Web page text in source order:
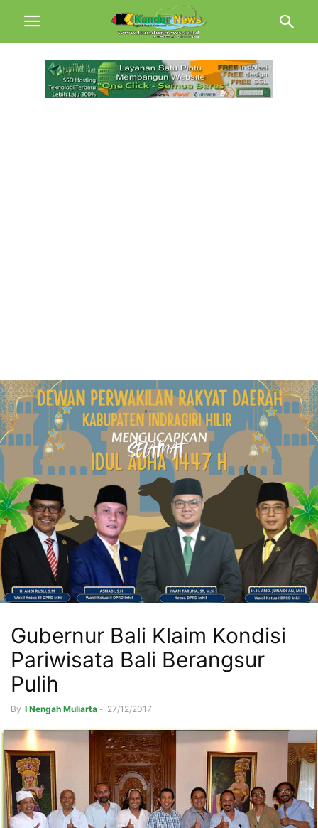
Gubernur Bali Klaim Kondisi
Pariwisata Bali Berangsur
Pulih
By I Nengah Muliarta - 27/12/2017